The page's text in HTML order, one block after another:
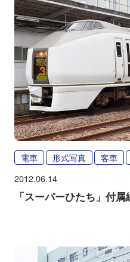
電車 形式写真 客車
2012.06.14
「スーパーひたち」付